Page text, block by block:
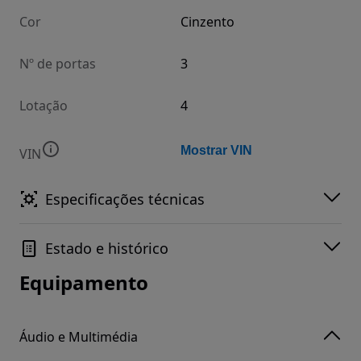
Cor Cinzento
Nº de portas 3
Lotação 4
VIN Mostrar VIN
Especificações técnicas
Estado e histórico
Equipamento
Áudio e Multimédia